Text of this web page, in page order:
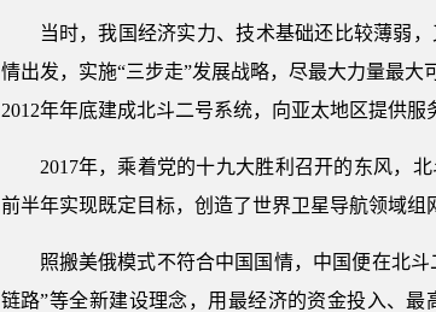
当时，我国经济实力、技术基础还比较薄弱
情出发，实施“三步走”发展战略，尽最大力量最大
2012年年底建成北斗二号系统，向亚太地区提供服
2017年，乘着党的十九大胜利召开的东风，
前半年实现既定目标，创造了世界卫星导航领域组
照搬美俄模式不符合中国国情，中国便在北
链路”等全新建设理念，用最经济的资金投入、